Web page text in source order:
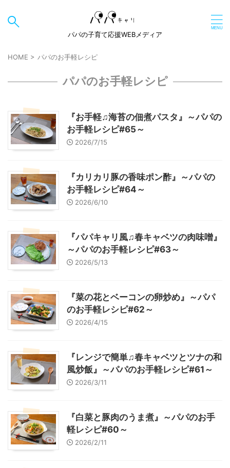
パパの子育て応援WEBメディア
HOME > パパのお手軽レシピ
パパのお手軽レシピ
『お手軽♫海苔の佃煮パスタ』～パパの
お手軽レシピ#65～
2026/7/15
『カリカリ豚の香味ポン酢』～パパの
お手軽レシピ#64～
2026/6/10
『パパキャリ風♫春キャベツの肉味噌』
～パパのお手軽レシピ#63～
2026/5/13
『菜の花とベーコンの卵炒め』～パパ
のお手軽レシピ#62～
2026/4/15
『レンジで簡単♫春キャベツとツナの和
風炒飯』～パパのお手軽レシピ#61～
2026/3/11
『白菜と豚肉のうま煮』～パパのお手
軽レシピ#60～
2026/2/11